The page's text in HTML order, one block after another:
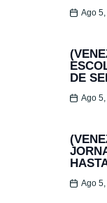
Ago
DE
Ago
Ago